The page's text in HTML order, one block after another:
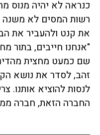
כנראה לא יהיה מנוס
רשות המסים לא משנה
את קנט ולהעביר את
שם כמעט מחצית
זהב, לסדר את נושא
לנסות להוציא אותנו.
החברה הזאת, חברה